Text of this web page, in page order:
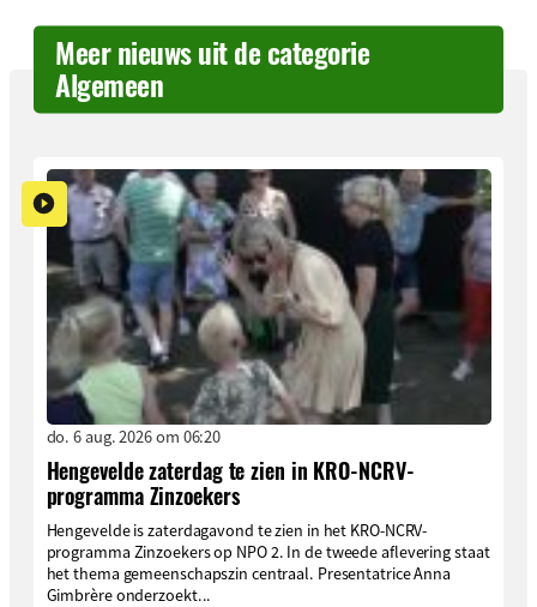
Meer nieuws uit de categorie
Algemeen
do. 6 aug. 2026 om 06:20
Hengevelde zaterdag te zien in KRO-NCRV-
programma Zinzoekers
Hengevelde is zaterdagavond te zien in het KRO-NCRV-
programma Zinzoekers op NPO 2. In de tweede aflevering staat
het thema gemeenschapszin centraal. Presentatrice Anna
Gimbrère onderzoekt...